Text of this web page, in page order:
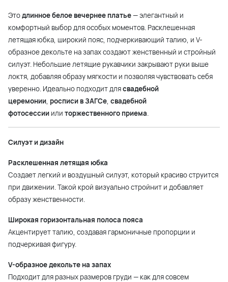
Этодлинное белое вечернее платье— элегантный и
комфортный выбор для особых моментов. Расклешенная
летящая юбка, широкий пояс, подчеркивающий талию, и V-
образное декольте на запах создают женственный и стройный
силуэт. Небольшие летящие рукавчики закрывают руки выше
локтя, добавляя образу мягкости и позволяя чувствовать себя
уверенно. Идеально подходит длясвадебной
церемонии росписи в ЗАГСе свадебной
фотосессии или торжественного приема
Силуэт и дизайн
Расклешенная летящая юбка
Создает легкий и воздушный силуэт, который красиво струится
при движении. Такой крой визуально стройнит и добавляет
образу женственности.
Широкая горизонтальная полоса пояса
Акцентирует талию, создавая гармоничные пропорции и
подчеркивая фигуру.
V-образное декольте на запах
Подходит для разных размеров груди — как для совсем